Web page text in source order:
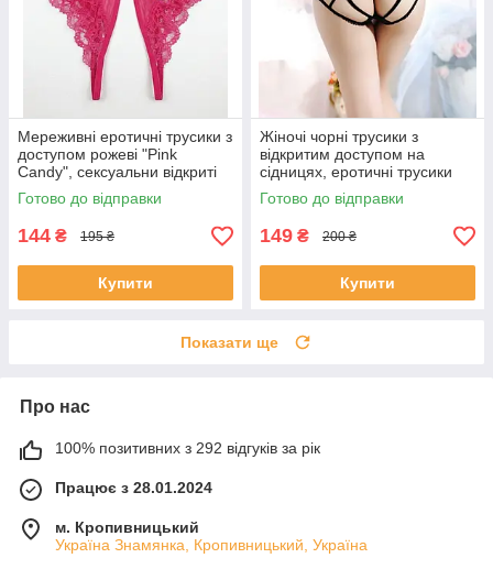
Мереживні еротичні трусики з
доступом рожеві "Pink
Candy", сексуальни відкриті
трусики з бантиком
Готово до відправки
144 ₴ 195 ₴
Купити
Жіночі чорні трусики з
відкритим доступом на
сідницях, еротичні трусики
XS
Готово до відправки
149 ₴ 200 ₴
Купити
Показати ще
Про нас
100% позитивних з 292 відгуків за рік
Працює з 28.01.2024
м. Кропивницький
Україна Знамянка, Кропивницький, Україна